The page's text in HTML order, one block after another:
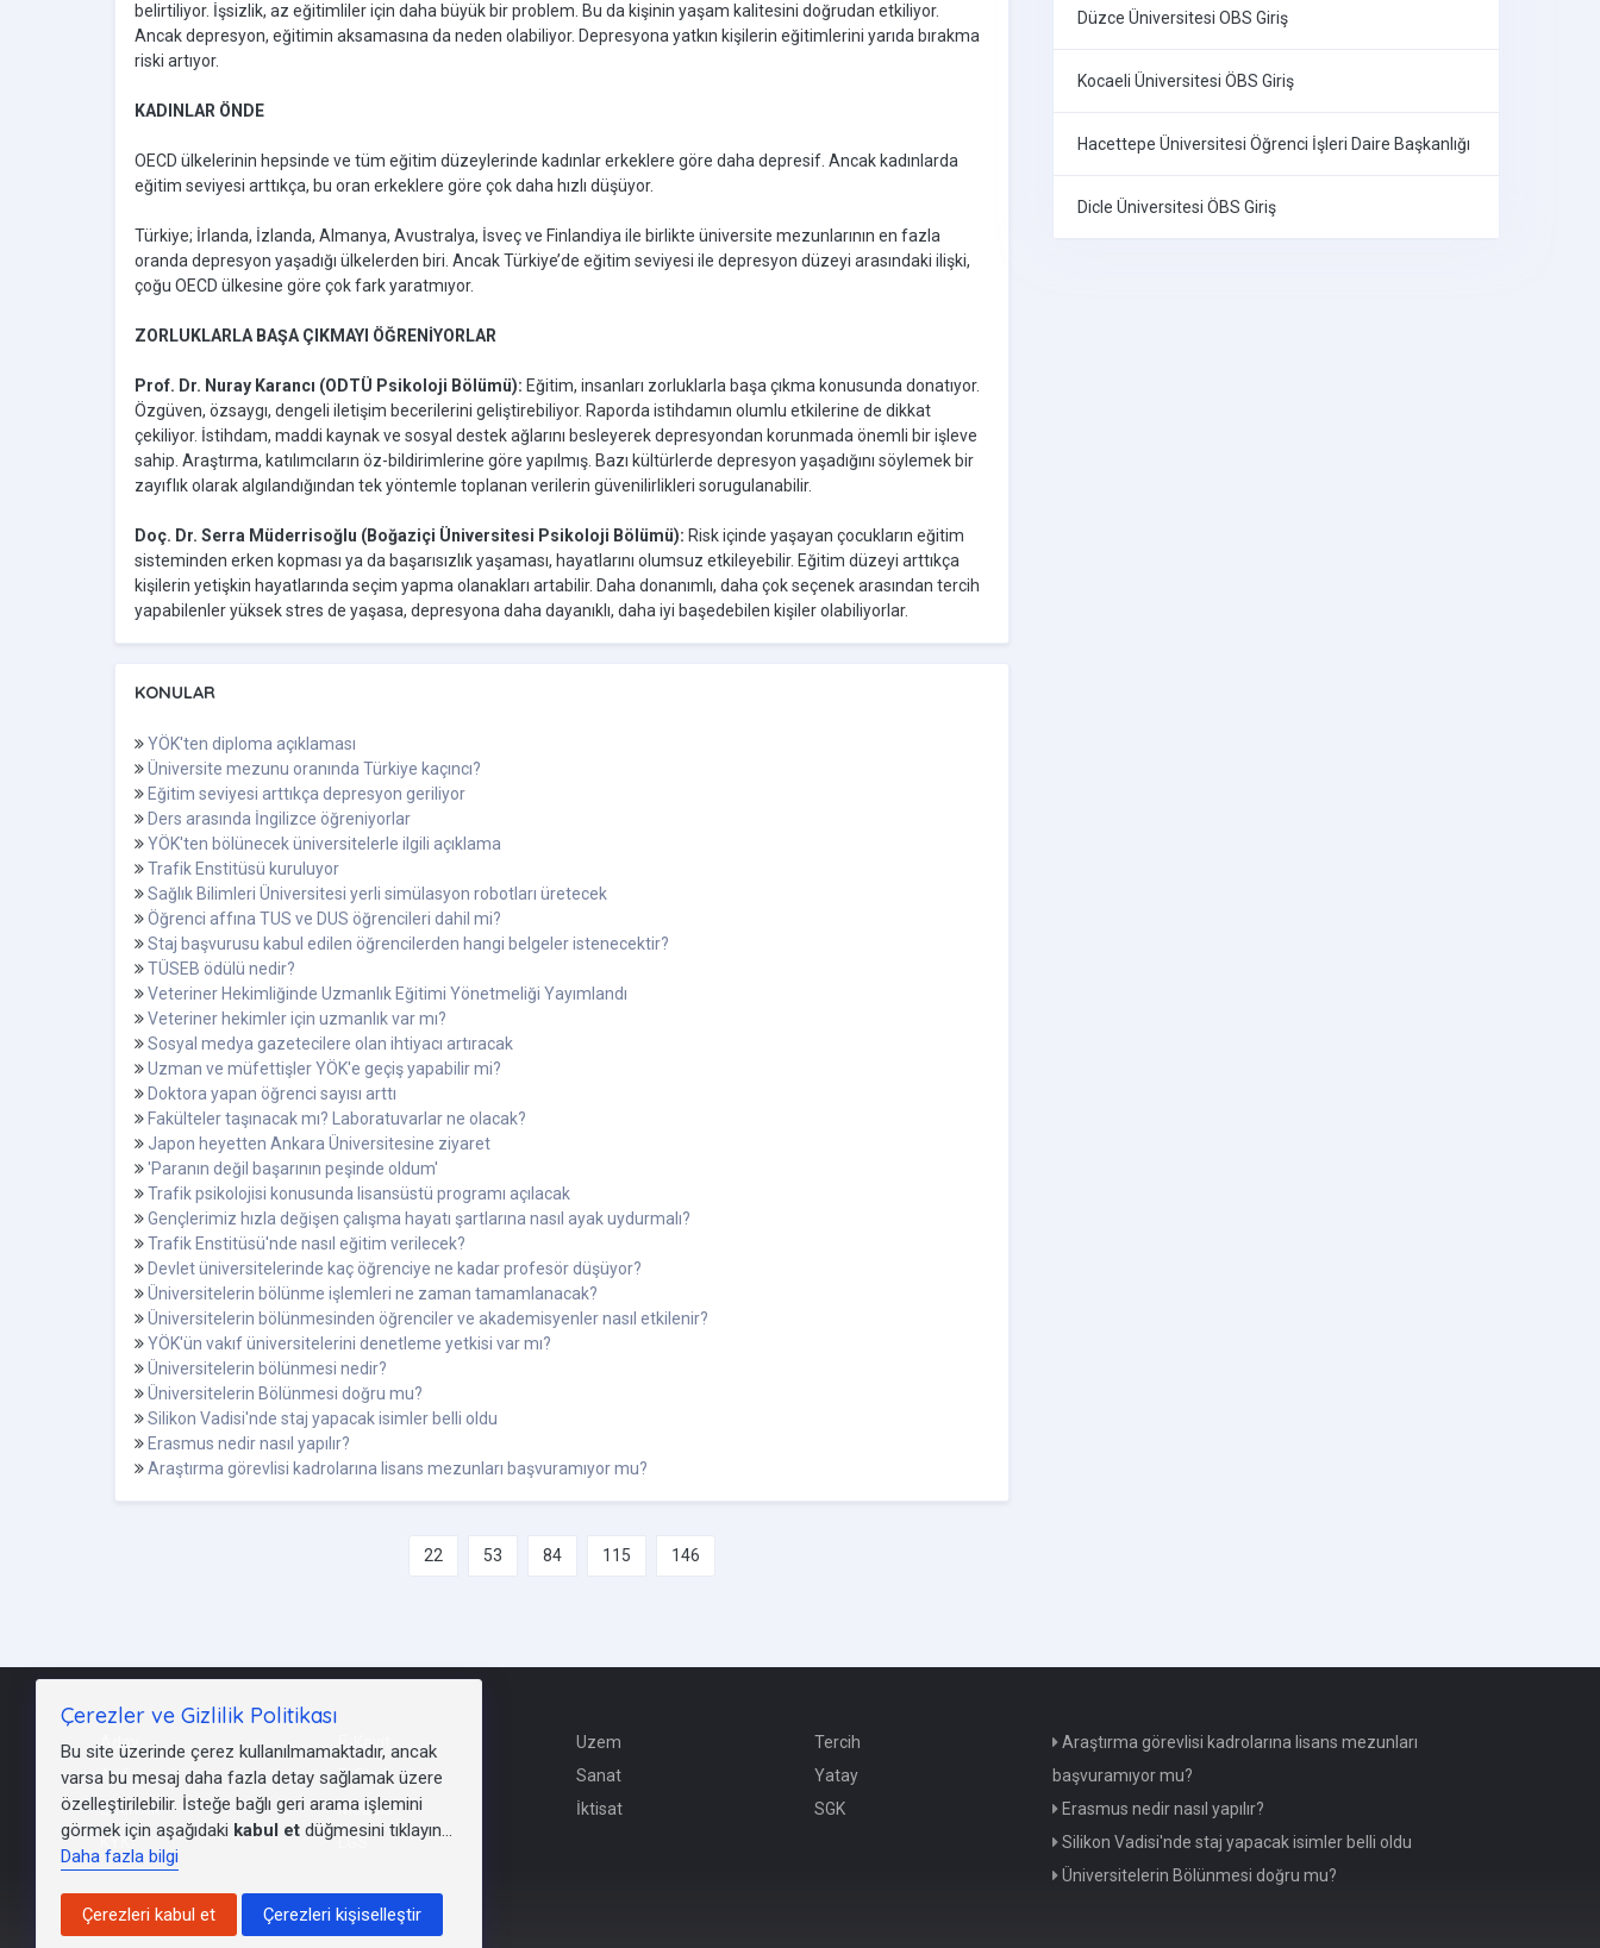
belirtiliyor. İşsizlik, az eğitimliler için daha büyük bir problem. Bu da kişinin yaşam kalitesini doğrudan etkiliyor.
Ancak depresyon, eğitimin aksamasına da neden olabiliyor. Depresyona yatkın kişilerin eğitimlerini yarıda bırakma
riski artıyor.
KADINLAR ÖNDE
OECD ülkelerinin hepsinde ve tüm eğitim düzeylerinde kadınlar erkeklere göre daha depresif. Ancak kadınlarda
eğitim seviyesi arttıkça, bu oran erkeklere göre çok daha hızlı düşüyor.
Türkiye; İrlanda, İzlanda, Almanya, Avustralya, İsveç ve Finlandiya ile birlikte üniversite mezunlarının en fazla
oranda depresyon yaşadığı ülkelerden biri. Ancak Türkiye’de eğitim seviyesi ile depresyon düzeyi arasındaki ilişki,
çoğu OECD ülkesine göre çok fark yaratmıyor.
ZORLUKLARLA BAŞA ÇIKMAYI ÖĞRENİYORLAR
Prof. Dr. Nuray Karancı (ODTÜ Psikoloji Bölümü): Eğitim, insanları zorluklarla başa çıkma konusunda donatıyor.
Özgüven, özsaygı, dengeli iletişim becerilerini geliştirebiliyor. Raporda istihdamın olumlu etkilerine de dikkat
çekiliyor. İstihdam, maddi kaynak ve sosyal destek ağlarını besleyerek depresyondan korunmada önemli bir işleve
sahip. Araştırma, katılımcıların öz-bildirimlerine göre yapılmış. Bazı kültürlerde depresyon yaşadığını söylemek bir
zayıflık olarak algılandığından tek yöntemle toplanan verilerin güvenilirlikleri sorugulanabilir.
Doç. Dr. Serra Müderrisoğlu (Boğaziçi Üniversitesi Psikoloji Bölümü): Risk içinde yaşayan çocukların eğitim
sisteminden erken kopması ya da başarısızlık yaşaması, hayatlarını olumsuz etkileyebilir. Eğitim düzeyi arttıkça
kişilerin yetişkin hayatlarında seçim yapma olanakları artabilir. Daha donanımlı, daha çok seçenek arasından tercih
yapabilenler yüksek stres de yaşasa, depresyona daha dayanıklı, daha iyi başedebilen kişiler olabiliyorlar.
KONULAR
YÖK'ten diploma açıklaması
Üniversite mezunu oranında Türkiye kaçıncı?
Eğitim seviyesi arttıkça depresyon geriliyor
Ders arasında İngilizce öğreniyorlar
YÖK'ten bölünecek üniversitelerle ilgili açıklama
Trafik Enstitüsü kuruluyor
Sağlık Bilimleri Üniversitesi yerli simülasyon robotları üretecek
Öğrenci affına TUS ve DUS öğrencileri dahil mi?
Staj başvurusu kabul edilen öğrencilerden hangi belgeler istenecektir?
TÜSEB ödülü nedir?
Veteriner Hekimliğinde Uzmanlık Eğitimi Yönetmeliği Yayımlandı
Veteriner hekimler için uzmanlık var mı?
Sosyal medya gazetecilere olan ihtiyacı artıracak
Uzman ve müfettişler YÖK'e geçiş yapabilir mi?
Doktora yapan öğrenci sayısı arttı
Fakülteler taşınacak mı? Laboratuvarlar ne olacak?
Japon heyetten Ankara Üniversitesine ziyaret
'Paranın değil başarının peşinde oldum'
Trafik psikolojisi konusunda lisansüstü programı açılacak
Gençlerimiz hızla değişen çalışma hayatı şartlarına nasıl ayak uydurmalı?
Trafik Enstitüsü'nde nasıl eğitim verilecek?
Devlet üniversitelerinde kaç öğrenciye ne kadar profesör düşüyor?
Üniversitelerin bölünme işlemleri ne zaman tamamlanacak?
Üniversitelerin bölünmesinden öğrenciler ve akademisyenler nasıl etkilenir?
YÖK'ün vakıf üniversitelerini denetleme yetkisi var mı?
Üniversitelerin bölünmesi nedir?
Üniversitelerin Bölünmesi doğru mu?
Silikon Vadisi'nde staj yapacak isimler belli oldu
Erasmus nedir nasıl yapılır?
Araştırma görevlisi kadrolarına lisans mezunları başvuramıyor mu?
22 53 84 115 146
Düzce Üniversitesi OBS Giriş
Kocaeli Üniversitesi ÖBS Giriş
Hacettepe Üniversitesi Öğrenci İşleri Daire Başkanlığı
Dicle Üniversitesi ÖBS Giriş
Aday
Aöf
E-Kimlik
KYK
E-Kayıt
E-Okul
Mebbis
LGS
Uzem
Sanat
İktisat
Tercih
Yatay
SGK
Araştırma görevlisi kadrolarına lisans mezunları
başvuramıyor mu?
Erasmus nedir nasıl yapılır?
Silikon Vadisi'nde staj yapacak isimler belli oldu
Üniversitelerin Bölünmesi doğru mu?
Çerezler ve Gizlilik Politikası
Bu site üzerinde çerez kullanılmamaktadır, ancak
varsa bu mesaj daha fazla detay sağlamak üzere
özelleştirilebilir. İsteğe bağlı geri arama işlemini
görmek için aşağıdaki kabul et düğmesini tıklayın...
Daha fazla bilgi
Çerezleri kabul et Çerezleri kişiselleştir